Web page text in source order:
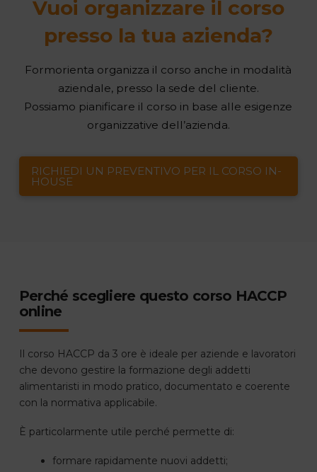
Vuoi organizzare il corso
presso la tua azienda?
Formorienta organizza il corso anche in modalità
aziendale, presso la sede del cliente.
Possiamo pianificare il corso in base alle esigenze
organizzative dell’azienda.
RICHIEDI UN PREVENTIVO PER IL CORSO IN-
HOUSE
Perché scegliere questo corso HACCP
online
Il corso HACCP da 3 ore è ideale per aziende e lavoratori
che devono gestire la formazione degli addetti
alimentaristi in modo pratico, documentato e coerente
con la normativa applicabile.
È particolarmente utile perché permette di:
formare rapidamente nuovi addetti;